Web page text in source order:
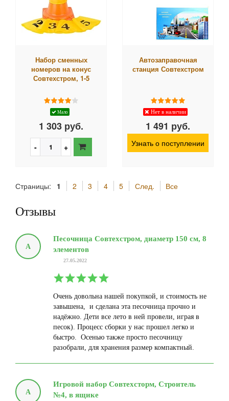
Набор сменных
номеров на конус
Совтехстром, 1-5
Мало
1 303 руб.
Автозаправочная
станция Совтехстром
Нет в наличии
1 491 руб.
Узнать о поступлении
Страницы: 1 2 3 4 5 След. Все
Отзывы
А
Песочница Совтехстром, диаметр 150 см, 8
элементов
27.05.2022
Очень довольна нашей покупкой, и стоимость не
завышена, и сделана эта песочница прочно и
надёжно. Дети все лето в ней провели, играя в
песок). Процесс сборки у нас прошел легко и
быстро. Осенью также просто песочницу
разобрали, для хранения размер компактный.
А
Игровой набор Совтехсторм, Строитель
№4, в ящике